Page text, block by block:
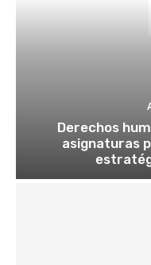
Derechos
asignaturas